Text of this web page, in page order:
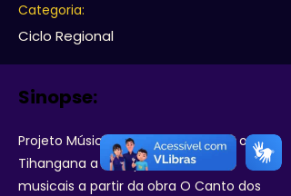
Categoria:
Ciclo Regional
Sinopse:
Projeto Música no Quintal convida o trio
Tihangana a criar performances
musicais a partir da obra O Canto dos